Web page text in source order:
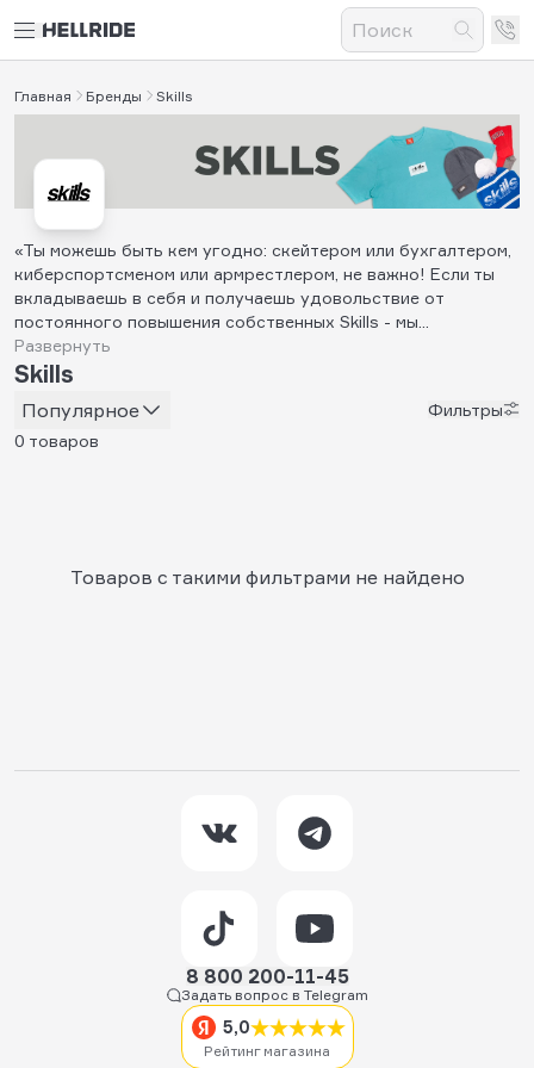
Главная Бренды Skills
«Ты можешь быть кем угодно: скейтером или бухгалтером,
киберспортсменом или армрестлером, не важно! Если ты
вкладываешь в себя и получаешь удовольствие от
постоянного повышения собственных Skills - мы...
Развернуть
Skills
Популярное
Фильтры
0 товаров
Товаров с такими фильтрами не найдено
8 800 200-11-45
Задать вопрос в Telegram
5,0
Рейтинг магазина